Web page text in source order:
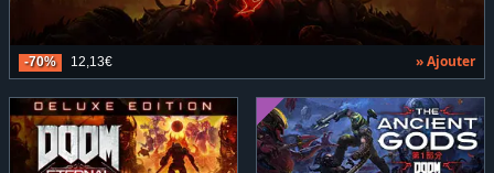
-70% 12,13€ » Ajouter